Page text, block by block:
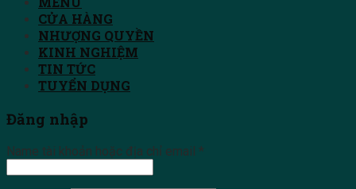
CỬA HÀNG
NHƯỢNG QUYỀN
KINH NGHIỆM
TIN TỨC
TUYỂN DỤNG
Đăng nhập
Name tài khoản hoặc địa chỉ email *